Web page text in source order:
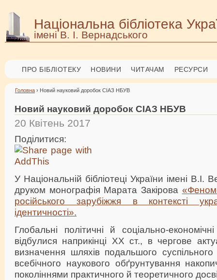
Національна бібліотека
імені В. І. Вернадського
ПРО БІБЛІОТЕКУ НОВИНИ ЧИТАЧАМ РЕСУРСИ
Головна › Новий науковий доробок СІАЗ НБУВ
Новий науковий доробок СІАЗ НБУВ
20 Квітень 2017
Поділитися:
У Національній бібліотеці України імені В.І.
друком монографія Марата Закірова
російського зарубіжжя в контексті
ідентичності».
Глобальні політичні й соціально-
відбулися наприкінці ХХ ст., в чергове
визначення шляхів подальшого
всебічного наукового обґрунтування
поколіннями практичного й теоретичного